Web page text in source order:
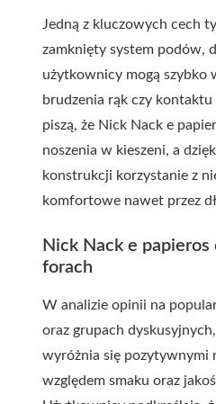
Jedną z kluczowych cech
zamknięty system podów,
użytkownicy mogą szybko
brudzenia rąk czy kontaktu
piszą, że Nick Nack e
noszenia w kieszeni, a
konstrukcji korzystanie z
komfortowe nawet przez
Nick Nack e
forach
W analizie opinii na
oraz grupach
wyróżnia się pozytywnymi
względem smaku oraz